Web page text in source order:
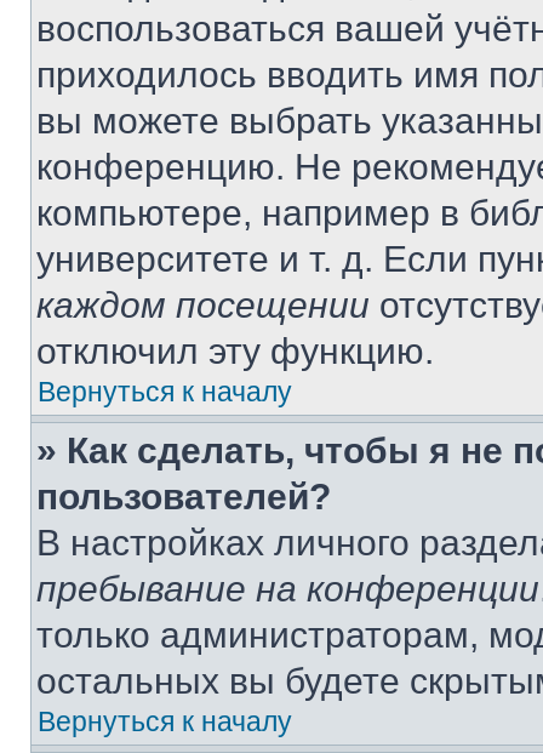
воспользоваться вашей
приходилось вводить имя
вы можете выбрать
конференцию. Не
компьютере, например в
университете и т. д. Если
каждом посещении
отключил эту функцию.
Вернуться к началу
» Как сделать, чтобы я не
пользователей?
В настройках личного
пребывание на конференции
только администраторам,
остальных вы будете
Вернуться к началу